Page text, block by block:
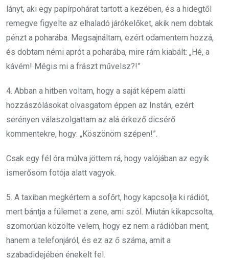
lányt, aki egy papírpohárat tartott a kezében, és a hidegtől
remegve figyelte az elhaladó járókelőket, akik nem dobtak
pénzt a poharába. Megsajnáltam, ezért odamentem hozzá,
és dobtam némi aprót a poharába, mire rám kiabált: „Hé, a
kávém! Mégis mi a frászt művelsz?!”
4. Abban a hitben voltam, hogy a saját képem alatti
hozzászólásokat olvasgatom éppen az Instán, ezért
serényen válaszolgattam az alá érkező dicsérő
kommentekre, hogy: „Köszönöm szépen!”.
Csak egy fél óra múlva jöttem rá, hogy valójában az egyik
ismerősöm fotója alatt vagyok.
5. A taxiban megkértem a sofőrt, hogy kapcsolja ki rádiót,
mert bántja a fülemet a zene, ami szól. Miután kikapcsolta,
szomorúan közölte velem, hogy ez nem a rádióban ment,
hanem a telefonjáról, és ez az ő száma, amit a
szabadidejében énekelt fel.